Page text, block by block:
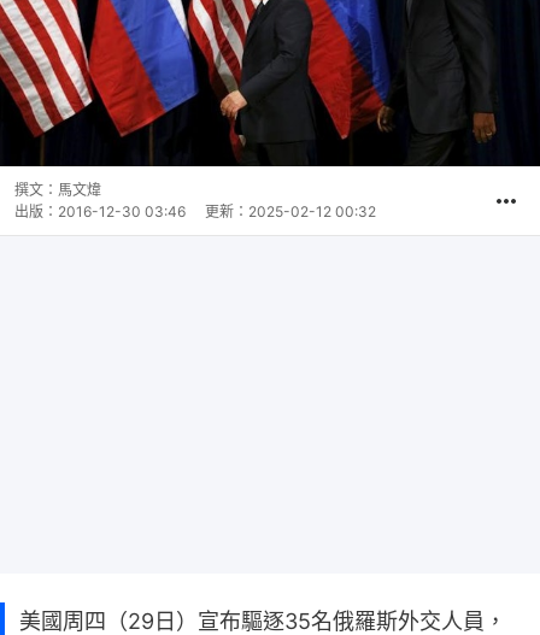
撰文： 馬文煒
出版： 2016-12-30 03:46 更新： 2025-02-12 00:32
美國周四（29日）宣布驅逐35名俄羅斯外交人員，